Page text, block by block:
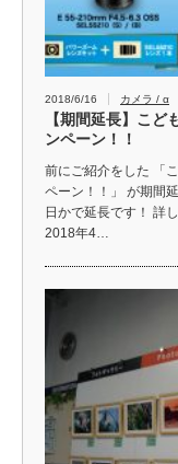
2018/6/16 カメラ / α
【期間延長】こ
ンペーン！！
前にご紹介をした 「
ペーン！！」 が期間
日かで延長です！ 詳
2018年4…